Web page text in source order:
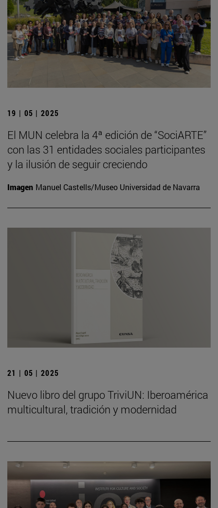
19 | 05 | 2025
El MUN celebra la 4ª edición de “SociARTE”
con las 31 entidades sociales participantes
y la ilusión de seguir creciendo
Imagen Manuel Castells/Museo Universidad de Navarra
21 | 05 | 2025
Nuevo libro del grupo TriviUN: Iberoamérica
multicultural, tradición y modernidad